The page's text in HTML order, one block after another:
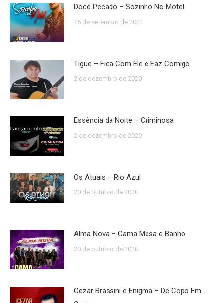
Doce Pecado – Sozinho No Motel
15 de setembro de 2021
Tigue – Fica Com Ele e Faz Comigo
2 de dezembro de 2020
Essência da Noite – Criminosa
2 de dezembro de 2020
Os Atuais – Rio Azul
20 de outubro de 2020
Alma Nova – Cama Mesa e Banho
20 de outubro de 2020
Cezar Brassini e Enigma – De Copo Em